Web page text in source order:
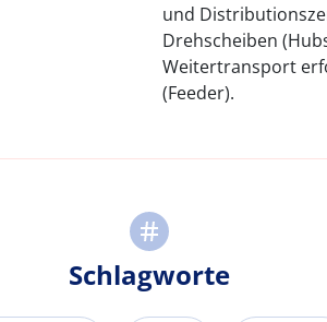
und
Drehscheiben
Weitertransport
(Feeder).
Schlagworte